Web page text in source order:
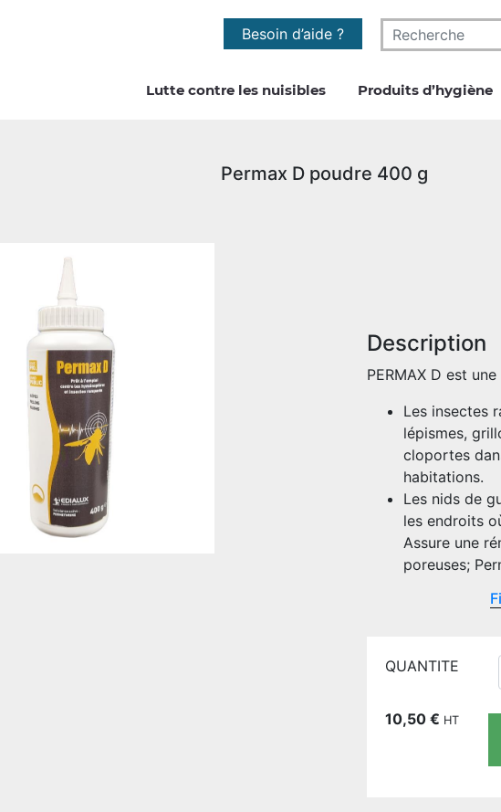
Besoin d’aide ?
Lutte contre les nuisibles Produits d’hygiène
Permax D poudre 400 g
Description
PERMAX D est
Les insectes
lépismes,
cloportes
habitations.
Les nids de
les endroits
Assure une
poreuses;
QUANTITE
10,50 € HT